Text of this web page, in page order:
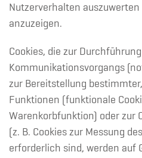
Nutzerverhalten auszuwerten
anzuzeigen.
Cookies, die zur
Kommunikationsvorgangs
zur Bereitstellung
Funktionen (funktionale
Warenkorbfunktion) oder zur
(z. B. Cookies zur Messung
erforderlich sind, werden auf